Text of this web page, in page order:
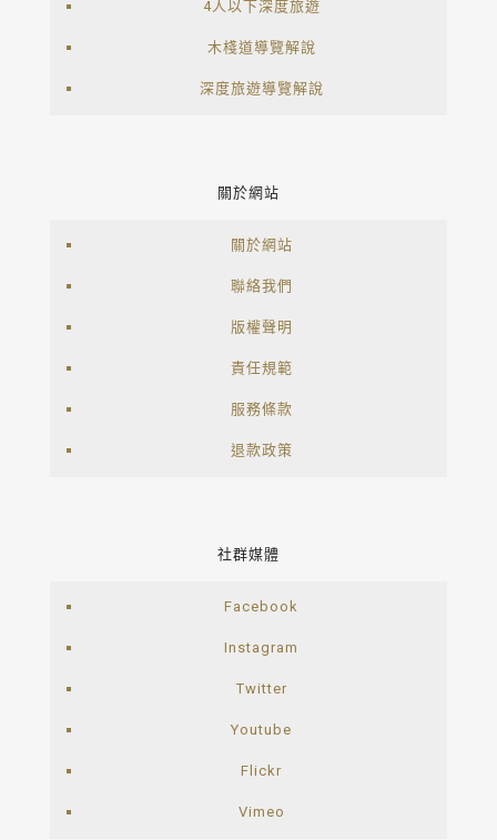
4人以下深度旅遊
木棧道導覽解說
深度旅遊導覽解說
關於網站
關於網站
聯絡我們
版權聲明
責任規範
服務條款
退款政策
社群媒體
Facebook
Instagram
Twitter
Youtube
Flickr
Vimeo